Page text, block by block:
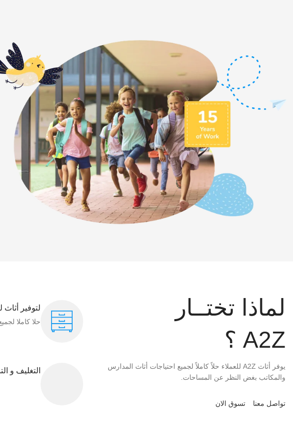
لماذا تختــار
A2Z ؟
يوفر أثاث A2Z للعملاء حلاً كاملاً لجميع احتياجات أثاث المدارس
والمكاتب بغض النظر عن المساحات.
تواصل معنا تسوق الان
لتوفير أثاث
حلا كاملا
التغليف و